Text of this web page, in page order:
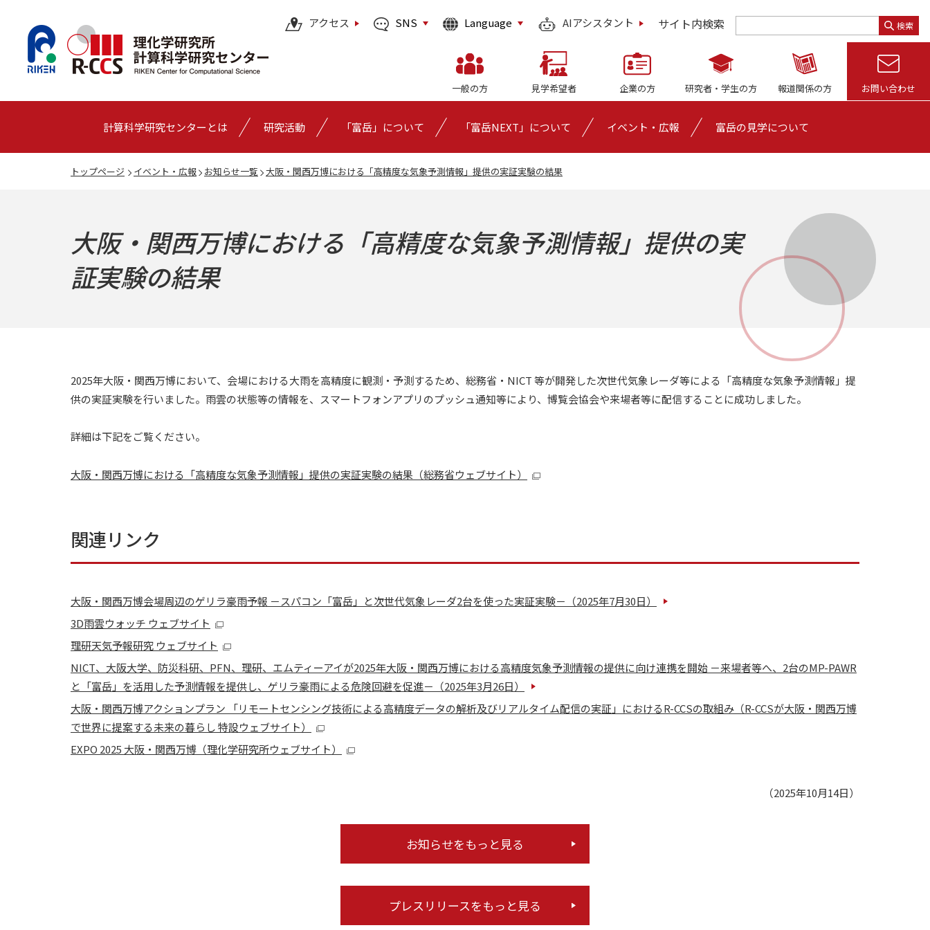
一般の方 見学希望者 企業の方 研究者・ 学生の方 報道関係の方 お問い合わせ
計算科学研究センターとは 研究活動 「富岳」について 「富岳NEXT」について イベント・広報 富岳の見学について
アクセス SNS Language AIアシスタント サイト内検索 検索
トップページ イベント・広報 お知らせ一覧 大阪・関西万博における「高精度な気象予測情報」提供の実証実験の結果
大阪・関西万博における「高精度な気象予測情報」提供の実
証実験の結果
2025年大阪・関西万博において、会場における大雨を高精度に観測・予測するため、総務省・NICT 等が開発した次世代気象レーダ等による「高精度な気象予測情報」提
供の実証実験を行いました。雨雲の状態等の情報を、スマートフォンアプリのプッシュ通知等により、博覧会協会や来場者等に配信することに成功しました。
詳細は下記をご覧ください。
大阪・関西万博における「高精度な気象予測情報」提供の実証実験の結果（総務省ウェブサイト）
関連リンク
大阪・関西万博会場周辺のゲリラ豪雨予報 －スパコン「富岳」と次世代気象レーダ2台を使った実証実験－（2025年7月30日）
3D雨雲ウォッチ ウェブサイト
理研天気予報研究 ウェブサイト
NICT、大阪大学、防災科研、PFN、理研、エムティーアイが2025年大阪・関西万博における高精度気象予測情報の提供に向け連携を開始 －来場者等へ、2台のMP-PAWR
と「富岳」を活用した予測情報を提供し、ゲリラ豪雨による危険回避を促進－（2025年3月26日）
大阪・関西万博アクションプラン 「リモートセンシング技術による高精度データの解析及びリアルタイム配信の実証」​におけるR-CCSの取組み（R-CCSが大阪・関西万博
で世界に提案する未来の暮らし 特設ウェブサイト）
EXPO 2025 大阪・関西万博（理化学研究所ウェブサイト）
（2025年10月14日）
お知らせをもっと見る
プレスリリースをもっと見る